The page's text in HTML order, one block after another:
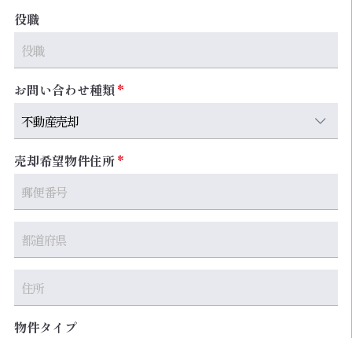
役職
お問い合わせ種類
売却希望物件住所
物件タイプ